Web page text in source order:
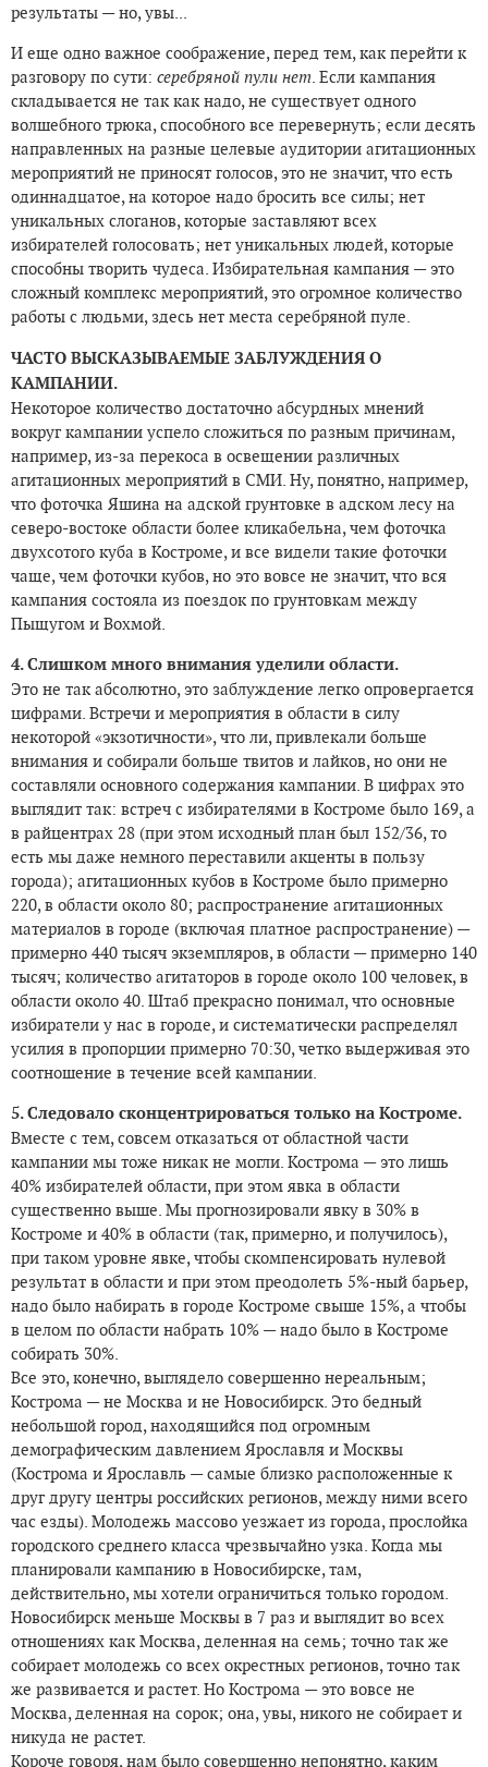
результаты — но, увы...
И еще одно важное соображение, перед тем, как перейти к
разговору по сути: серебряной пули нет. Если кампания
складывается не так как надо, не существует одного
волшебного трюка, способного все перевернуть; если десять
направленных на разные целевые аудитории агитационных
мероприятий не приносят голосов, это не значит, что есть
одиннадцатое, на которое надо бросить все силы; нет
уникальных слоганов, которые заставляют всех
избирателей голосовать; нет уникальных людей, которые
способны творить чудеса. Избирательная кампания — это
сложный комплекс мероприятий, это огромное количество
работы с людьми, здесь нет места серебряной пуле.
ЧАСТО ВЫСКАЗЫВАЕМЫЕ ЗАБЛУЖДЕНИЯ О
КАМПАНИИ.
Некоторое количество достаточно абсурдных мнений
вокруг кампании успело сложиться по разным причинам,
например, из-за перекоса в освещении различных
агитационных мероприятий в СМИ. Ну, понятно, например,
что фоточка Яшина на адской грунтовке в адском лесу на
северо-востоке области более кликабельна, чем фоточка
двухсотого куба в Костроме, и все видели такие фоточки
чаще, чем фоточки кубов, но это вовсе не значит, что вся
кампания состояла из поездок по грунтовкам между
Пыщугом и Вохмой.
4. Слишком много внимания уделили области.
Это не так абсолютно, это заблуждение легко опровергается
цифрами. Встречи и мероприятия в области в силу
некоторой «экзотичности», что ли, привлекали больше
внимания и собирали больше твитов и лайков, но они не
составляли основного содержания кампании. В цифрах это
выглядит так: встреч с избирателями в Костроме было 169, а
в райцентрах 28 (при этом исходный план был 152/36, то
есть мы даже немного переставили акценты в пользу
города); агитационных кубов в Костроме было примерно
220, в области около 80; распространение агитационных
материалов в городе (включая платное распространение) —
примерно 440 тысяч экземпляров, в области — примерно 140
тысяч; количество агитаторов в городе около 100 человек, в
области около 40. Штаб прекрасно понимал, что основные
избиратели у нас в городе, и систематически распределял
усилия в пропорции примерно 70:30, четко выдерживая это
соотношение в течение всей кампании.
5. Следовало сконцентрироваться только на Костроме.
Вместе с тем, совсем отказаться от областной части
кампании мы тоже никак не могли. Кострома — это лишь
40% избирателей области, при этом явка в области
существенно выше. Мы прогнозировали явку в 30% в
Костроме и 40% в области (так, примерно, и получилось),
при таком уровне явке, чтобы скомпенсировать нулевой
результат в области и при этом преодолеть 5%-ный барьер,
надо было набирать в городе Костроме свыше 15%, а чтобы
в целом по области набрать 10% — надо было в Костроме
собирать 30%.
Все это, конечно, выглядело совершенно нереальным;
Кострома — не Москва и не Новосибирск. Это бедный
небольшой город, находящийся под огромным
демографическим давлением Ярославля и Москвы
(Кострома и Ярославль — самые близко расположенные к
друг другу центры российских регионов, между ними всего
час езды). Молодежь массово уезжает из города, прослойка
городского среднего класса чрезвычайно узка. Когда мы
планировали кампанию в Новосибирске, там,
действительно, мы хотели ограничиться только городом.
Новосибирск меньше Москвы в 7 раз и выглядит во всех
отношениях как Москва, деленная на семь; точно так же
собирает молодежь со всех окрестных регионов, точно так
же развивается и растет. Но Кострома — это вовсе не
Москва, деленная на сорок; она, увы, никого не собирает и
никуда не растет.
Короче говоря, нам было совершенно непонятно, каким